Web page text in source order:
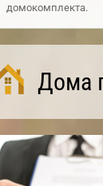
домокомплекта.
Дома